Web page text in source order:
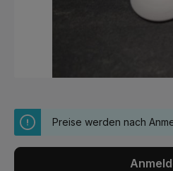
Preise werden nach